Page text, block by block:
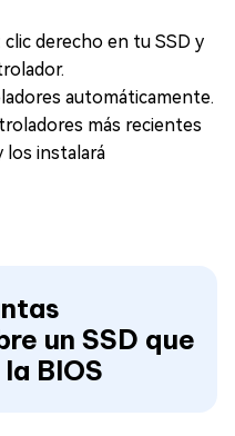
clic derecho en tu SSD y
automáticamente.
más recientes
los instalará
un SSD que
BIOS